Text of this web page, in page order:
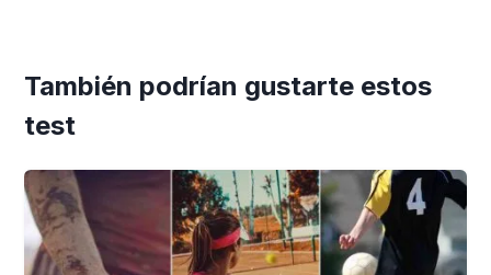
También podrían gustarte estos
test